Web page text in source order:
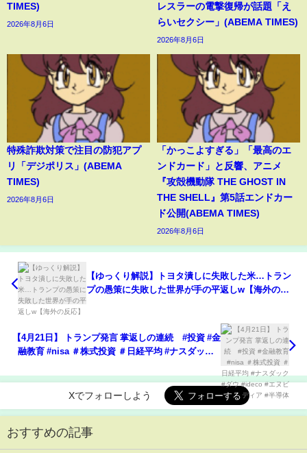
TIMES)
2026年8月6日
レスラーの電撃復帰が話題「え
らいセクシー」(ABEMA TIMES)
2026年8月6日
特殊詐欺対策で注目の防犯アプ
リ「デジポリス」(ABEMA
TIMES)
2026年8月6日
「かっこよすぎる」「最高のエ
ンドカード」と反響、アニメ
『攻殻機動隊 THE GHOST IN
THE SHELL』第5話エンドカー
ド公開(ABEMA TIMES)
2026年8月6日
【ゆっくり解説】トヨタ潰しに失敗した米…トラン
プの愚策に失敗した世界が手の平返しw【海外の反
【4月21日】 トランプ発言 掌返しの連続 #投資 #金
融教育 #nisa ＃株式投資 ＃日経平均 #ナスダック #
Xでフォローしよう
おすすめの記事